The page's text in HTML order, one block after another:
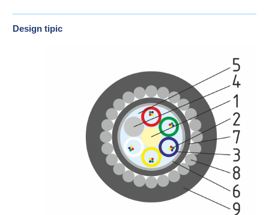
Design tipic